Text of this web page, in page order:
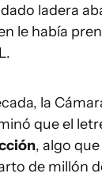
ladera
le había
la
que el
, algo
de millón